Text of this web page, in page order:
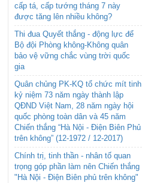
cấp tá, cấp tướng tháng 7 này
được tăng lên nhiều không?
Thi đua Quyết thắng - động lực để
Bộ đội Phòng không-Không quân
bảo vệ vững chắc vùng trời quốc
gia
Quân chủng PK-KQ tổ chức mít tinh
kỷ niệm 73 năm ngày thành lập
QĐND Việt Nam, 28 năm ngày hội
quốc phòng toàn dân và 45 năm
Chiến thắng “Hà Nội - Điện Biên Phủ
trên không” (12-1972 / 12-2017)
Chính trị, tinh thần - nhân tố quan
trọng góp phần làm nên Chiến thắng
"Hà Nội - Điện Biên phủ trên không"